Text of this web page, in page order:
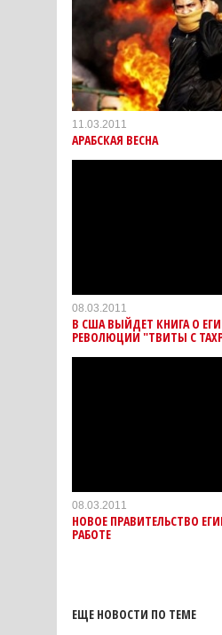
11.03.2011
АРАБСКАЯ ВЕСНА
08.03.2011
В США ВЫЙДЕТ КНИГА О
РЕВОЛЮЦИИ "ТВИТЫ С
08.03.2011
НОВОЕ ПРАВИТЕЛЬСТВО
РАБОТЕ
ЕЩЕ НОВОСТИ ПО ТЕМЕ